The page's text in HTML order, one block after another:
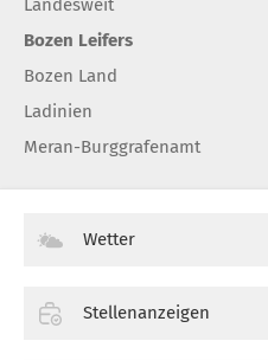
Landesweit
Bozen Leifers
Bozen Land
Ladinien
Meran-Burggrafenamt
Wetter
Stellenanzeigen